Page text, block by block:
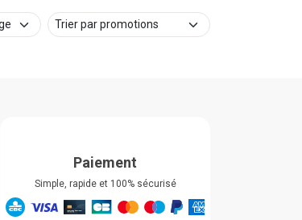
Paiement
Simple, rapide et 100% sécurisé